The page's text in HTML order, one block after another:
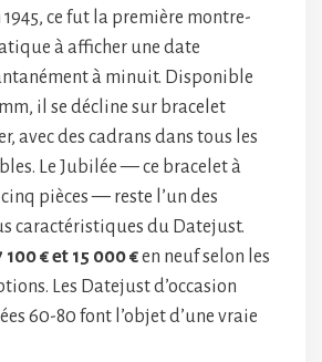
1945, ce fut la première montre-
à afficher une date
à minuit. Disponible
il se décline sur bracelet
avec des cadrans dans tous les
Le Jubilée — ce bracelet à
pièces — reste l’un des
caractéristiques du Datejust.
100 € et 15 000 €en neuf selon les
Les Datejust d’occasion
60-80 font l’objet d’une vraie